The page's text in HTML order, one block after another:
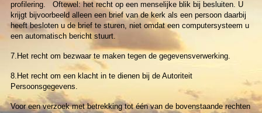
profilering. Oftewel: het recht op een menselijke blik bij besluiten. U
krijgt bijvoorbeeld alleen een brief van de kerk als een persoon daarbij
heeft besloten u de brief te sturen, niet omdat een computersysteem u
een automatisch bericht stuurt.
7.Het recht om bezwaar te maken tegen de gegevensverwerking.
8.Het recht om een klacht in te dienen bij de Autoriteit
Persoonsgegevens.
Voor een verzoek met betrekking tot één van de bovenstaande rechten